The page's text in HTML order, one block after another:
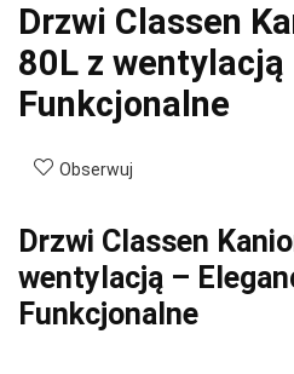
Drzwi Classen
80L z
Funkcjonalne
Obserwuj
Drzwi Classen
wentylacją –
Funkcjonalne